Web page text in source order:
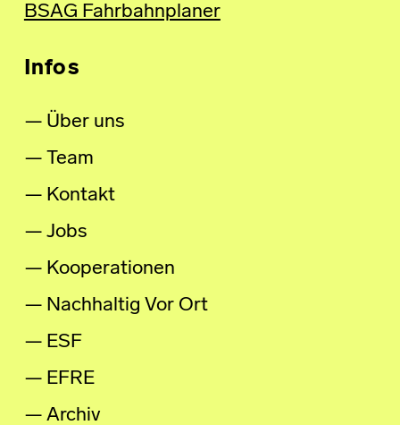
BSAG Fahrbahnplaner
Infos
Über uns
Team
Kontakt
Jobs
Kooperationen
Nachhaltig Vor Ort
ESF
EFRE
Archiv